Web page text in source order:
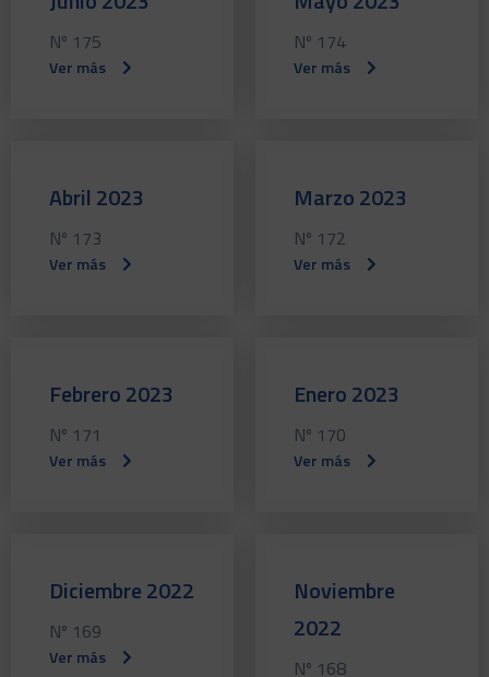
Nº 175
Ver más
Nº 174
Ver más
Abril 2023
Nº 173
Ver más
Marzo 2023
Nº 172
Ver más
Febrero 2023
Nº 171
Ver más
Enero 2023
Nº 170
Ver más
Diciembre 2022
Nº 169
Ver más
Noviembre
2022
Nº 168